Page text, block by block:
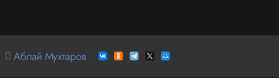
Аблай Мухтаров